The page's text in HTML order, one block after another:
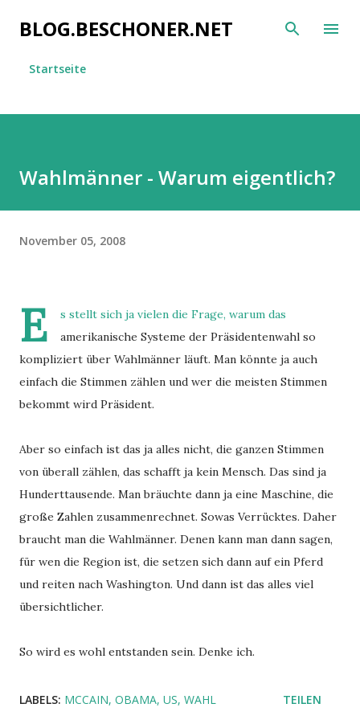
Direkt zum Hauptbereich
BLOG.BESCHONER.NET
Startseite
Wahlmänner - Warum eigentlich?
November 05, 2008
E
s stellt sich ja vielen die Frage, warum das
amerikanische Systeme der Präsidentenwahl so
kompliziert über Wahlmänner läuft. Man könnte ja auch
einfach die Stimmen zählen und wer die meisten Stimmen
bekommt wird Präsident.
Aber so einfach ist das ja alles nicht, die ganzen Stimmen
von überall zählen, das schafft ja kein Mensch. Das sind ja
Hunderttausende. Man bräuchte dann ja eine Maschine, die
große Zahlen zusammenrechnet. Sowas Verrücktes. Daher
braucht man die Wahlmänner. Denen kann man dann sagen,
für wen die Region ist, die setzen sich dann auf ein Pferd
und reiten nach Washington. Und dann ist das alles viel
übersichtlicher.
So wird es wohl entstanden sein. Denke ich.
LABELS: MCCAIN OBAMA US WAHL TEILEN